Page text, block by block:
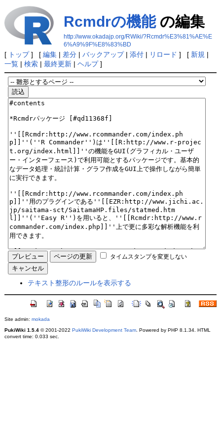
Rcmdrの機能の編集
http://www.okadajp.org/RWiki/?Rcmdr%E3%81%AE%E
6%A9%9F%E8%83%BD
[ トップ] [ 編集| 差分| バックアップ| 添付| リロード ] [ 新規 |
一覧| 検索| 最終更新| ヘルプ]
タイムスタンプを変更しない
テキスト整形のルールを表示する
Site admin: mokada
PukiWiki 1.5.4© 2001-2022 PukiWiki Development Team. Powered by PHP 8.1.34. HTML
convert time: 0.033 sec.